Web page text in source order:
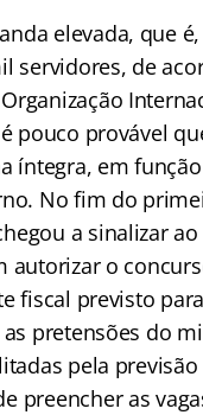
elevada, que
servidores, de
pouco provável
íntegra, em
No fim do
a sinalizar ao
autorizar o
fiscal previsto
pretensões do
pela previsão
preencher as